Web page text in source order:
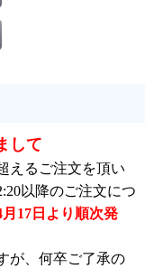
して
えるご注文を頂い
以降のご注文につ
月17日より順次発
が、何卒ご了承の